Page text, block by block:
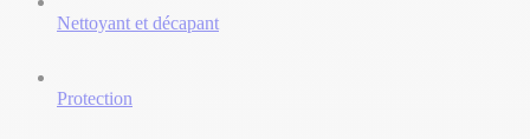
Nettoyant et décapant
Protection